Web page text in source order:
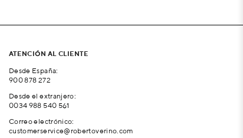
ATENCIÓN AL CLIENTE
Desde España:
900 878 272
Desde el extranjero:
0034 988 540 561
Correo electrónico:
customerservice@robertoverino.com